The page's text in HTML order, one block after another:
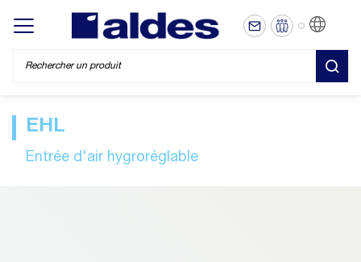
Display/hide main menu
EHL
Entrée d'air hygroréglable